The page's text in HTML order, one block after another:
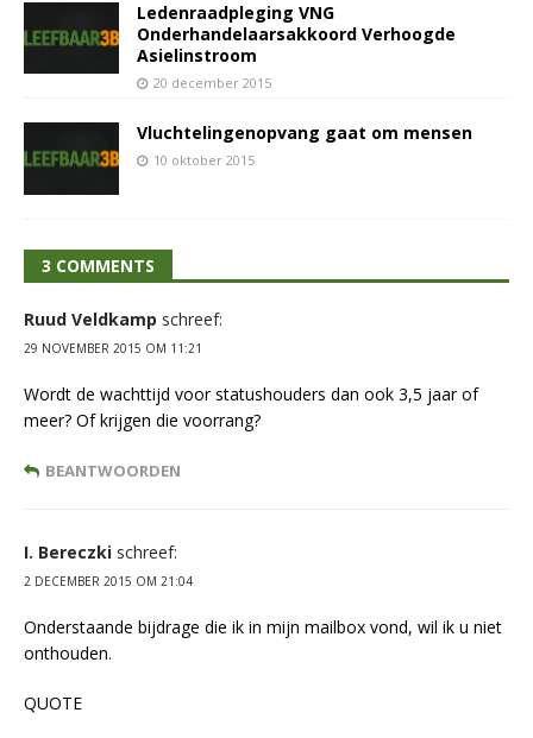
Ledenraadpleging VNG
Onderhandelaarsakkoord Verhoogde
Asielinstroom
20 december 2015
Vluchtelingenopvang gaat om mensen
10 oktober 2015
3 COMMENTS
Ruud Veldkamp schreef:
29 NOVEMBER 2015 OM 11:21
Wordt de wachttijd voor statushouders dan ook 3,5 jaar of
meer? Of krijgen die voorrang?
BEANTWOORDEN
I. Bereczki schreef:
2 DECEMBER 2015 OM 21:04
Onderstaande bijdrage die ik in mijn mailbox vond, wil ik u niet
onthouden.
QUOTE